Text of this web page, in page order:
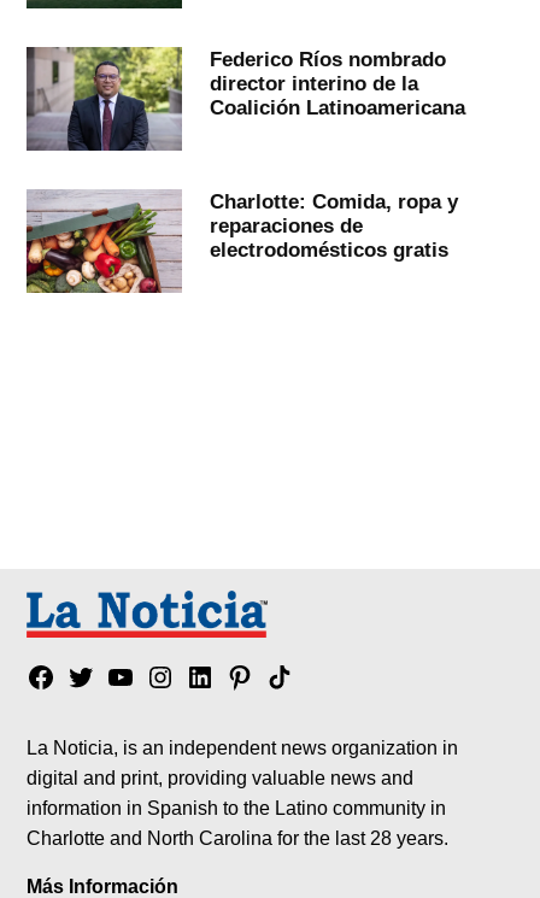
Federico Ríos nombrado
director interino de la
Coalición Latinoamericana
Charlotte: Comida, ropa y
reparaciones de
electrodomésticos gratis
Facebook
TwitterYouTubeInstagram
LinkedinPinterest
Tik
La Noticia, is an independent news organization in
digital and print, providing valuable news and
information in Spanish to the Latino community in
Charlotte and North Carolina for the last 28 years.
Más Información